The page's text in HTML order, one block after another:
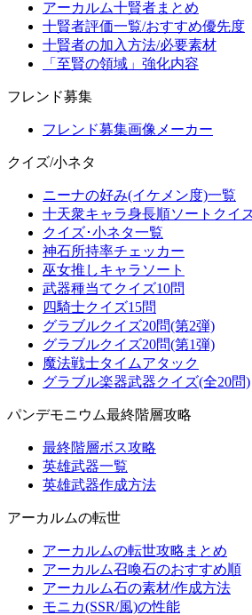
アーカルム十賢者まとめ
十賢者評価一覧/おすすめ優先度
十賢者の加入方法/必要素材
「至賢の領域」強化内容
フレンド募集
フレンド募集画像メーカー
クイズ/小ネタ
ニーナの好み(イケメン度)一覧
十天衆キャラ身長順ソートクイ
クイズ･小ネタ一覧
神石所持率チェッカー
巫女推しキャラソート
武器種当てクイズ10問
四騎士クイズ15問
グラブルクイズ20問(第2弾)
グラブルクイズ20問(第1弾)
魔法戦士タイムアタック
グラブル楽器武器クイズ(全20問)
パンデモニウム最終階層攻略
最終階層ボス攻略
英雄武器一覧
英雄武器作成方法
アーカルムの転世
アーカルムの転世攻略まとめ
アーカルム召喚石のおすすめ順
アーカルム石の素材/作成方法
モニカ(SSR/風)の性能